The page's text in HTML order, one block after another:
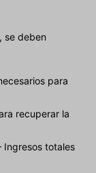
se deben
para
recuperar la
Ingresos totales